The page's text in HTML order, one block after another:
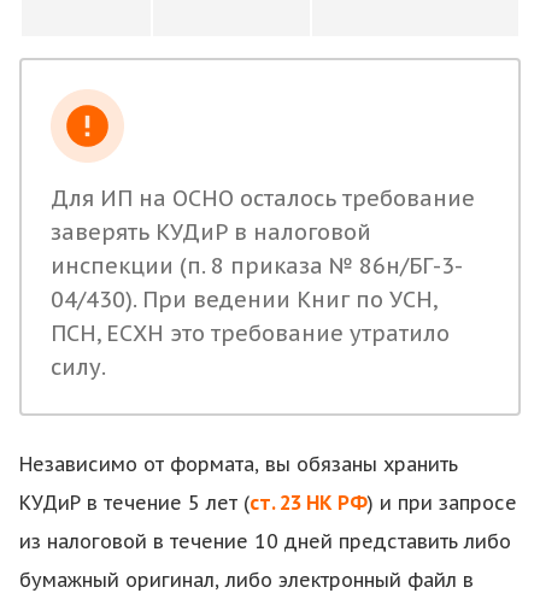
Для ИП на ОСНО осталось требование
заверять КУДиР в налоговой
инспекции (п. 8 приказа № 86н/БГ-3-
04/430). При ведении Книг по УСН,
ПСН, ЕСХН это требование утратило
силу.
Независимо от формата, вы обязаны хранить
КУДиР в течение 5 лет (ст. 23 НК РФ) и при запросе
из налоговой в течение 10 дней представить либо
бумажный оригинал, либо электронный файл в